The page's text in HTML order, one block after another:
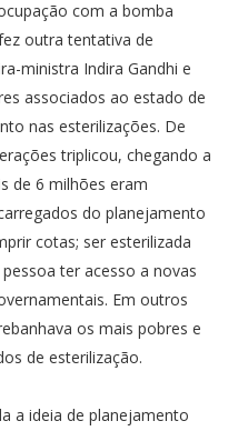
com a bomba
outra tentativa de
ministra Indira Gandhi e
associados ao estado de
nas esterilizações. De
triplicou, chegando a
de 6 milhões eram
do planejamento
cotas; ser esterilizada
ter acesso a novas
Em outros
os mais pobres e
de esterilização.
a ideia de planejamento